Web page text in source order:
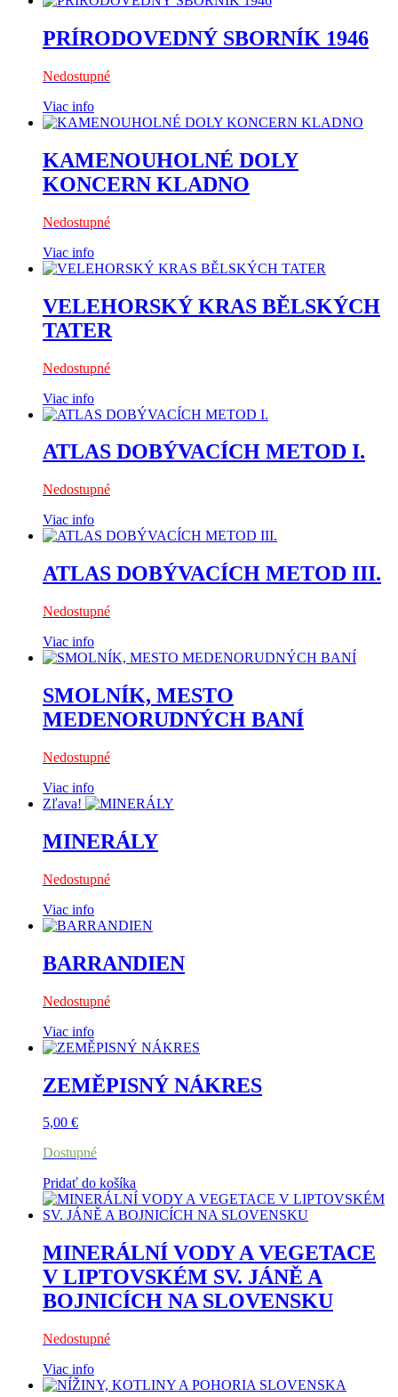
PRÍRODOVEDNÝ SBORNÍK 1946
Nedostupné
Viac info
KAMENOUHOLNÉ DOLY
KONCERN KLADNO
Nedostupné
Viac info
VELEHORSKÝ KRAS BĚLSKÝCH
TATER
Nedostupné
Viac info
ATLAS DOBÝVACÍCH METOD I.
Nedostupné
Viac info
ATLAS DOBÝVACÍCH METOD III.
Nedostupné
Viac info
SMOLNÍK, MESTO
MEDENORUDNÝCH BANÍ
Nedostupné
Viac info
Zľava!
MINERÁLY
Nedostupné
Viac info
BARRANDIEN
Nedostupné
Viac info
ZEMĚPISNÝ NÁKRES
5,00 €
Dostupné
Pridať do košíka
MINERÁLNÍ VODY A VEGETACE
V LIPTOVSKÉM SV. JÁNĚ A
BOJNICÍCH NA SLOVENSKU
Nedostupné
Viac info